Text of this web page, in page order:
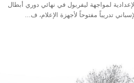
لمواجهة ليفربول في نهائي دوري أبطال
تدريباً مفتوحاً لأجهزة الإعلام، ف...